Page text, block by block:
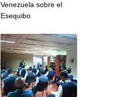
Venezuela sobre el
Esequibo